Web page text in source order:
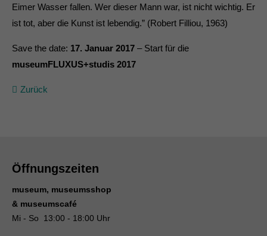
Eimer Wasser fallen. Wer dieser Mann war, ist nicht wichtig. Er
ist tot, aber die Kunst ist lebendig.” (Robert Filliou, 1963)
Save the date: 17. Januar 2017 – Start für die
museumFLUXUS+studis 2017
Zurück
Öffnungszeiten
museum, museumsshop
& museumscafé
Mi - So 13:00 - 18:00 Uhr